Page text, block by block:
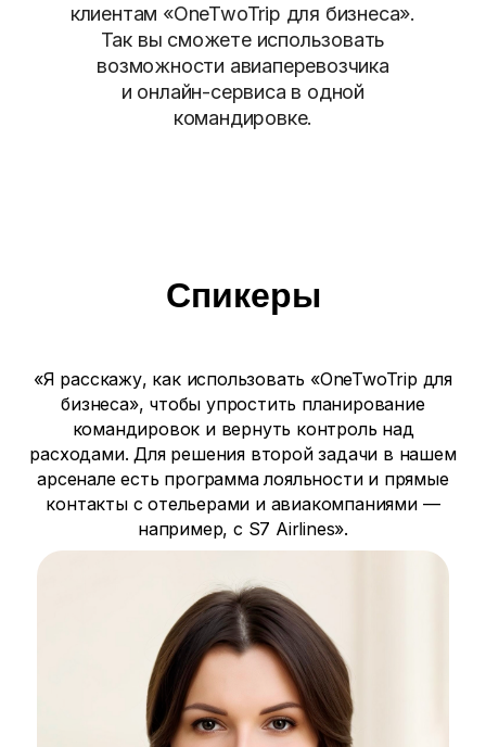
клиентам «OneTwoTrip для бизнеса».
Так вы сможете использовать
возможности авиаперевозчика
и онлайн-сервиса в одной
командировке.
Спикеры
«Я расскажу, как использовать «OneTwoTrip для
бизнеса», чтобы упростить планирование
командировок и вернуть контроль над
расходами. Для решения второй задачи в нашем
арсенале есть программа лояльности и прямые
контакты с отельерами и авиакомпаниями —
например, с S7 Airlines».